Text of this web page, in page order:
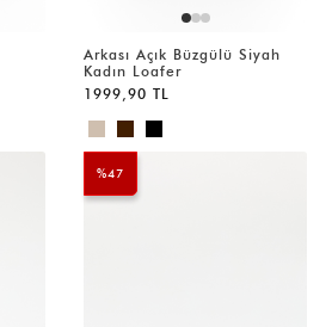
Arkası Açık Büzgülü Siyah
Kadın Loafer
1999,90 TL
%47